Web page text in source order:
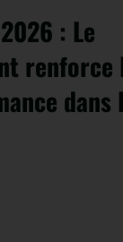
: Le
dans